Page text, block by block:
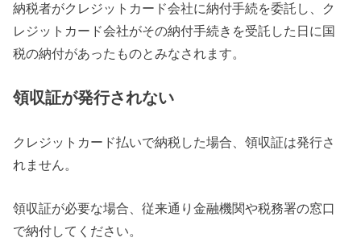
納税者がクレジットカード会社に納付手続を委託し、ク
レジットカード会社がその納付手続きを受託した日に国
税の納付があったものとみなされます。
領収証が発行されない
クレジットカード払いで納税した場合、領収証は発行さ
れません。
領収証が必要な場合、従来通り金融機関や税務署の窓口
で納付してください。